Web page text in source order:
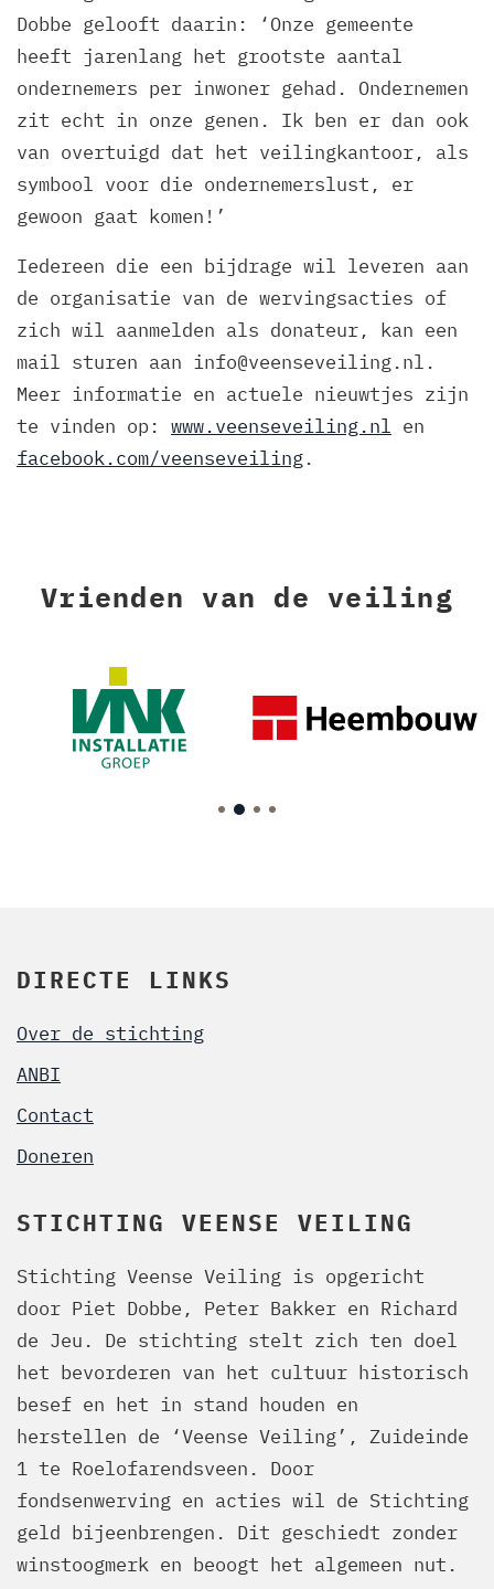
Dobbe gelooft daarin: ‘Onze gemeente
heeft jarenlang het grootste aantal
ondernemers per inwoner gehad. Ondernemen
zit echt in onze genen. Ik ben er dan ook
van overtuigd dat het veilingkantoor, als
symbool voor die ondernemerslust, er
gewoon gaat komen!’
Iedereen die een bijdrage wil leveren aan
de organisatie van de wervingsacties of
zich wil aanmelden als donateur, kan een
mail sturen aan info@veenseveiling.nl .
Meer informatie en actuele nieuwtjes zijn
te vinden op: www.veenseveiling.nl en
facebook.com/veenseveiling.
Vrienden van de veiling
DIRECTE LINKS
Over de stichting
ANBI
Contact
Doneren
STICHTING VEENSE VEILING
Stichting Veense Veiling is opgericht
door Piet Dobbe, Peter Bakker en Richard
de Jeu. De stichting stelt zich ten doel
het bevorderen van het cultuur historisch
besef en het in stand houden en
herstellen de ‘Veense Veiling’, Zuideinde
1 te Roelofarendsveen. Door
fondsenwerving en acties wil de Stichting
geld bijeenbrengen. Dit geschiedt zonder
winstoogmerk en beoogt het algemeen nut.